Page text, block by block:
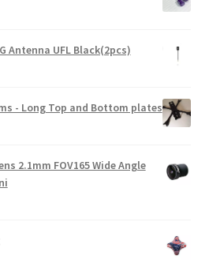
Antenna UFL Black(2pcs)
- Long Top and Bottom plates
2.1mm FOV165 Wide Angle